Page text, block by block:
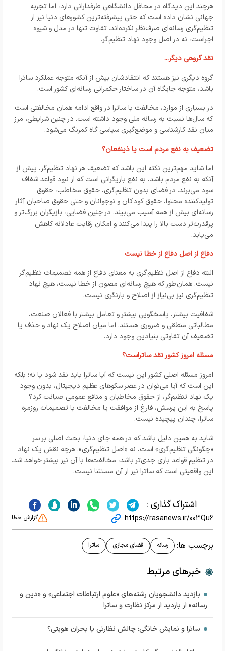
هرچند این دیدگاه در محافل دانشگاهی طرفدارانی دارد، اما تجربه
جهانی نشان داده است که حتی پیشرفته‌ترین کشورهای دنیا نیز از
تنظیم‌گری رسانه‌ای صرف‌نظر نکرده‌اند. تفاوت تنها در مدل و شیوه
اجراست، نه در اصل وجود نهاد تنظیم‌گر.
نقد گروهی دیگر...
گروه دیگری نیز هستند که انتقادشان بیش از آنکه متوجه عملکرد ساترا
باشد، متوجه جایگاه آن در ساختار حکمرانی رسانه‌ای کشور است.
در بسیاری از موارد، مخالفت با ساترا در واقع ادامه همان مخالفتی است
که سال‌ها نسبت به رسانه ملی وجود داشته است. در چنین شرایطی، مرز
میان نقد کارشناسی و موضع‌گیری سیاسی گاه کمرنگ می‌شود.
تضعیف به نفع مردم است یا ذینفعان؟
اما شاید مهم‌ترین نکته این باشد که تضعیف هر نهاد تنظیم‌گر، پیش از
آنکه به نفع مردم باشد، به نفع بازیگرانی است که از نبود قواعد شفاف
سود می‌برند. در فضای بدون تنظیم‌گری، حقوق مخاطب، حقوق
تولیدکننده محتوا، حقوق کودکان و نوجوانان و حتی حقوق صاحبان آثار
رسانه‌ای بیش از همه آسیب می‌بیند. در چنین فضایی، بازیگران بزرگ‌تر و
پرقدرت‌تر دست بالا را پیدا می‌کنند و امکان رقابت عادلانه کاهش
می‌یابد.
دفاع از اصل دفاع از خطا نیست
البته دفاع از اصل تنظیم‌گری به معنای دفاع از همه تصمیمات تنظیم‌گر
نیست. همان‌طور که هیچ رسانه‌ای مصون از خطا نیست، هیچ نهاد
تنظیم‌گری نیز بی‌نیاز از اصلاح و بازنگری نیست.
شفافیت بیشتر، پاسخگویی بیشتر و تعامل بیشتر با فعالان صنعت،
مطالباتی منطقی و ضروری هستند. اما میان اصلاح یک نهاد و حذف یا
تضعیف آن تفاوتی بنیادین وجود دارد.
مسئله امروز کشور نقد ساتراست؟
امروز مسئله اصلی کشور این نیست که آیا ساترا باید نقد شود یا نه؛ بلکه
این است که آیا می‌توان در عصر سکوهای عظیم دیجیتال، بدون وجود
یک نهاد تنظیم‌گر، از حقوق مخاطبان و منافع عمومی صیانت کرد؟
پاسخ به این پرسش، فارغ از موافقت یا مخالفت با تصمیمات روزمره
ساترا، چندان پیچیده نیست.
شاید به همین دلیل باشد که در همه جای دنیا، بحث اصلی بر سر
«چگونگی تنظیم‌گری» است، نه «اصل تنظیم‌گری». هرچه نقش یک نهاد
در تنظیم قواعد بازی جدی‌تر باشد، مخالفت‌ها با آن نیز بیشتر خواهد شد.
این واقعیتی است که ساترا نیز از آن مستثنا نیست.
اشتراک گذاری :
https://rasanews.ir/003Qu6 گزارش خطا
برچسب ها: رسانه فضای مجازی ساترا
خبرهای مرتبط
بازدید دانشجویان رشته‌‌های «علوم ارتباطات اجتماعی» و «دین و
رسانه» از بازدید از مرکز نظارت و ساترا
ساترا و نمایش خانگی: چالش نظارتی یا بحران هویتی؟